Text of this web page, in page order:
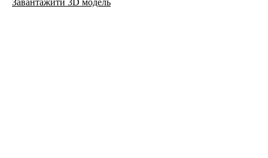
Завантажити 3D модель